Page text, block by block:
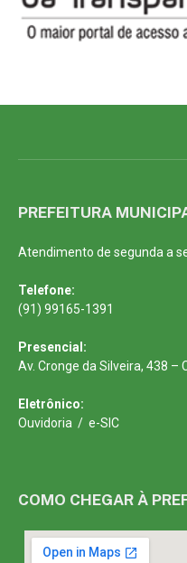
PREFEITURA
Atendimento de segunda a
Telefone:
(91) 99165-1391
Presencial:
Av. Cronge da Silveira, 438 –
Eletrônico:
Ouvidoria / e-SIC
COMO CHEGAR À